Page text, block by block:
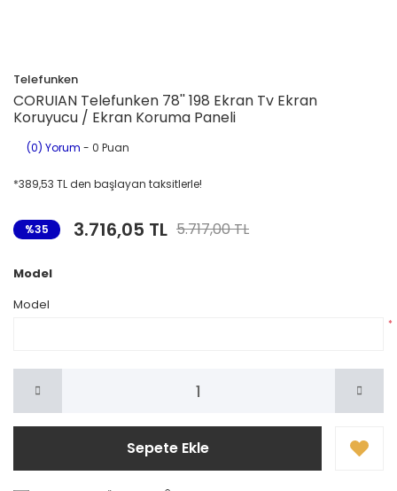
Telefunken
CORUIAN Telefunken 78'' 198 Ekran Tv Ekran
Koruyucu / Ekran Koruma Paneli
(0) Yorum - 0 Puan
*389,53 TL den başlayan taksitlerle!
%35 3.716,05 TL 5.717,00 TL
Model
Model
*
Sepete Ekle